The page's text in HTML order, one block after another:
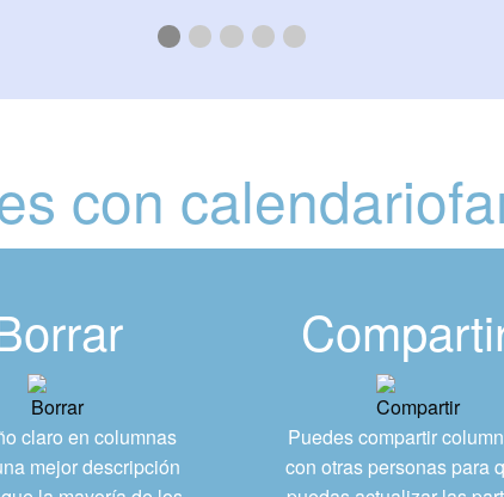
First
CurrentSecond
ThirdFourthFifth
con
claro en columnas
mejor descripción
Puedes compartir
con otras personas para